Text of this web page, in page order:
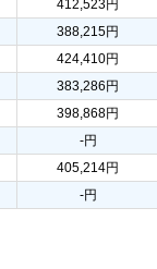
412,523円
388,215円
424,410円
383,286円
398,868円
-円
405,214円
-円